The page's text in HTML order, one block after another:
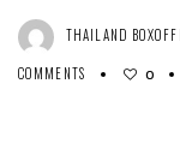
THAILAND
COMMENTS
0